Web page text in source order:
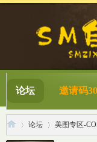
论坛 邀请码
论坛 美图专区-